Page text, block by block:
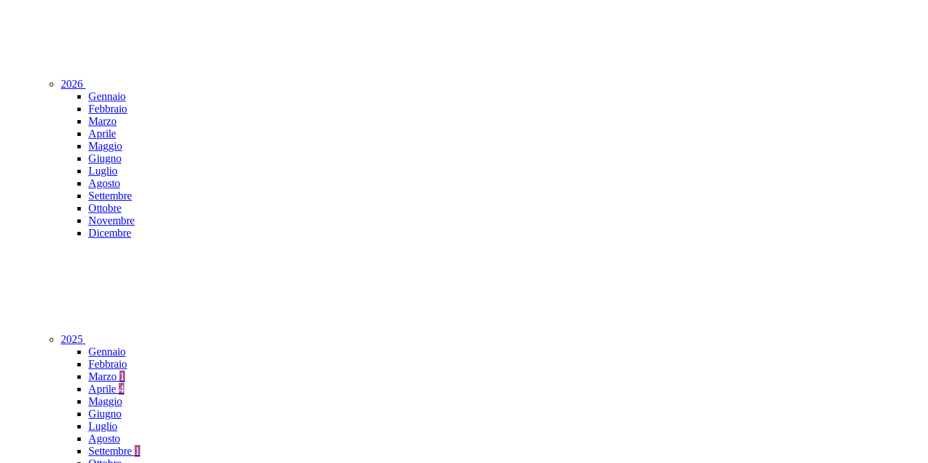
2026
Gennaio
Febbraio
Marzo
Aprile
Maggio
Giugno
Luglio
Agosto
Settembre
Ottobre
Novembre
Dicembre
2025
Gennaio
Febbraio
Marzo 1
Aprile 4
Maggio
Giugno
Luglio
Agosto
Settembre 1